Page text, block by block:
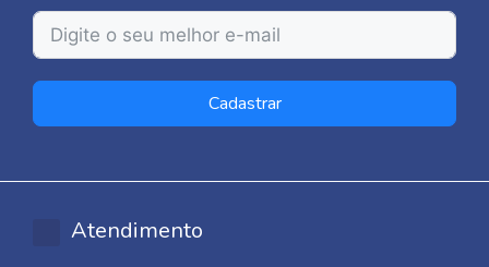
Cadastrar
Atendimento